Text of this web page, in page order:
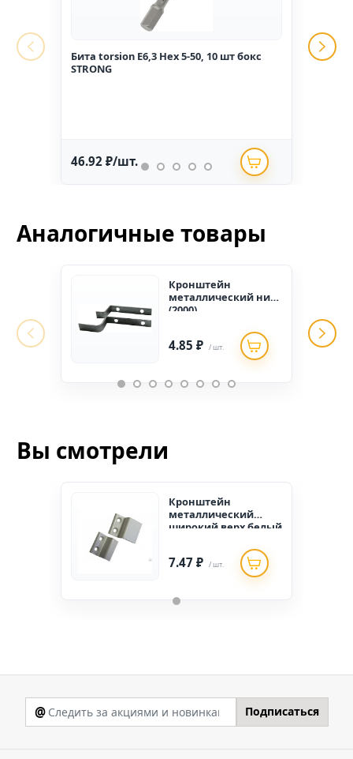
Бита torsion E6,3 Hex 5-50, 10 шт бокс
STRONG
46.92 ₽/шт.
Аналогичные товары
Кронштейн
металлический низ
(2000)
4.85 ₽ / шт.
Вы смотрели
Кронштейн
металлический
широкий верх белый
7.47 ₽ / шт.
@ Подписаться